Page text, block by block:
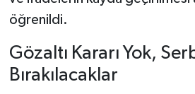
öğrenildi.
Gözaltı Kararı Yok,
Bırakılacaklar